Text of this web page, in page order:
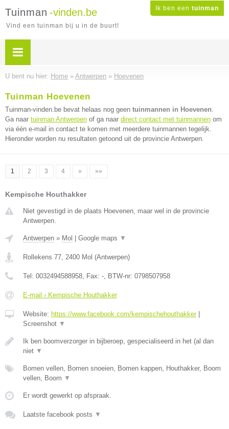
Ik ben een tuinman
Tuinman -vinden.be
Vind een tuinman bij u in de buurt!
U bent nu hier: Home » Antwerpen » Hoevenen
Tuinman Hoevenen
Tuinman-vinden.be bevat helaas nog geen tuinmannen in Hoevenen.
Ga naar tuinman Antwerpen of ga naar direct contact met tuinmannen om
via één e-mail in contact te komen met meerdere tuinmannen tegelijk.
Hieronder worden nu resultaten getoond uit de provincie Antwerpen.
1 2 3 4 » »»
Kempische Houthakker
Niet gevestigd in de plaats Hoevenen, maar wel in de provincie
Antwerpen.
Antwerpen » Mol Google maps ▼
Rollekens 77, 2400 Mol (Antwerpen)
Tel: 0032494588958, Fax: -, BTW-nr: 0798507958
E-mail › Kempische Houthakker
Website: https://www.facebook.com/kempischehouthakker|
Screenshot ▼
Ik ben boomverzorger in bijberoep, gespecialiseerd in het (al dan
niet ▼
Bomen vellen, Bomen snoeien, Bomen kappen, Houthakker, Boom
vellen, Boom ▼
Er wordt gewerkt op afspraak.
Laatste facebook posts ▼